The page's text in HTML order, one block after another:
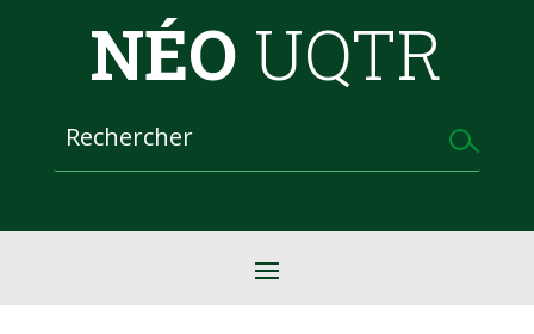
NÉO UQTR